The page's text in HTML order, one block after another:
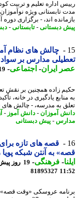
اداره تعلیم و تربیت کودک
تابستانی ویژه نوآموزان
اند، - برگزاری دوره
دبستانی-تابستانی-دبستان
چالش های نظام آموزش
مدارس بر سواد پایه
ایران- اجتماعی-19 روز پیش - شنبه 27 تیر 1405، 12:40
زاده همچنین بر نقش
یادگیری در خانه،
به مدرسه، - چالش های
آموزان- دانش آموز -
-پیش دبستانی
قصه های تازه برای
به آنتن شبکه پویا
-فرهنگی-
81895327
عروسکی «وقت قصه»